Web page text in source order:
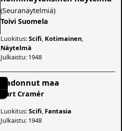
(Seuranäytelmiä)
Toivi Suomela
Luokitus:Scifi Kotimainen
Näytelmä
Julkaistu: 1948
Kadonnut maa
Curt Cramér
Luokitus:Scifi Fantasia
Julkaistu: 1948